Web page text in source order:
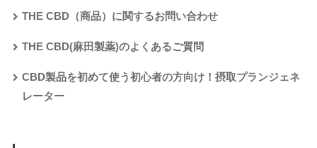
THE CBD（商品）に関するお問い合わせ
THE CBD(麻田製薬)のよくあるご質問
CBD製品を初めて使う初心者の方向け！摂取プランジェネ
レーター